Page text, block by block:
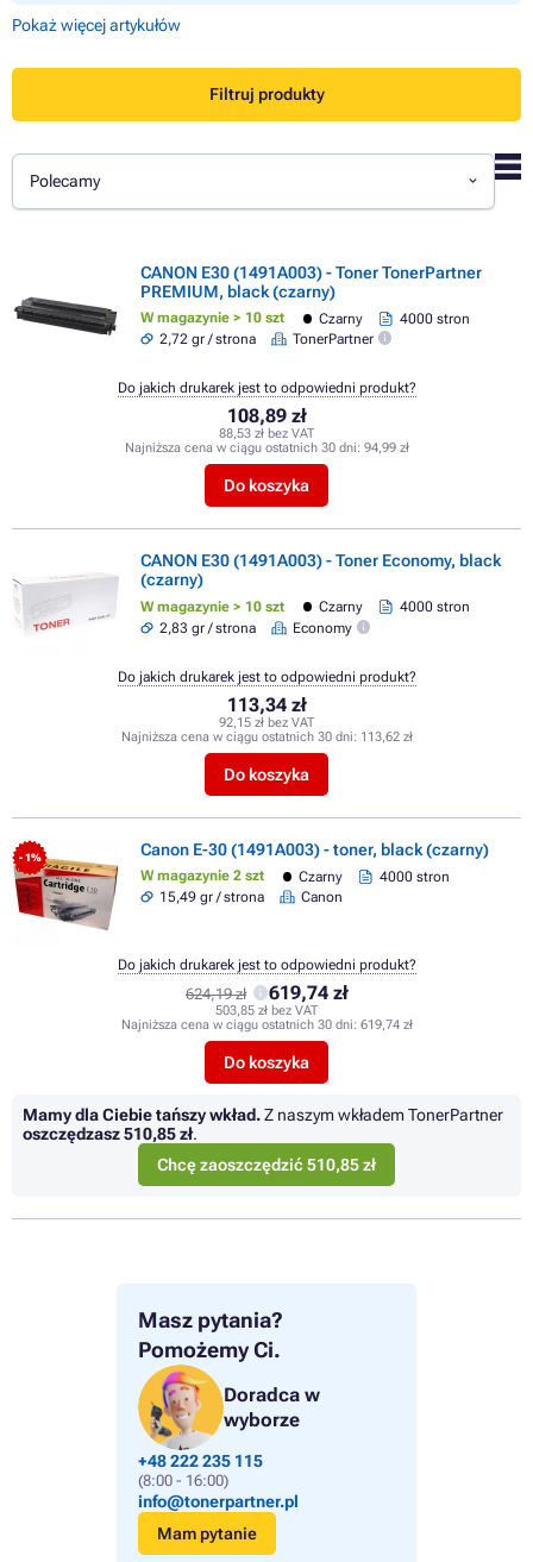
Masz pytania?
Pomożemy Ci.
Doradca w
wyborze
+48 222 235 115
(8:00 - 16:00)
info@tonerpartner.pl
Mam pytanie
Pokaż więcej artykułów
Filtruj produkty
Polecamy
CANON E30 (1491A003) - Toner TonerPartner
PREMIUM, black (czarny)
W magazynie > 10 szt Czarny
4000 stron
2,72 gr / strona
TonerPartner
108,89 zł
88,53 zł bez VAT
Najniższa cena w ciągu ostatnich 30 dni: 94,99 zł
Do koszyka
Do jakich drukarek jest to odpowiedni produkt?
CANON E30 (1491A003) - Toner Economy, black
(czarny)
W magazynie > 10 szt Czarny
4000 stron
2,83 gr / strona
Economy
113,34 zł
92,15 zł bez VAT
Najniższa cena w ciągu ostatnich 30 dni: 113,62 zł
Do koszyka
Do jakich drukarek jest to odpowiedni produkt?
- 1% Canon E-30 (1491A003) - toner, black (czarny)
W magazynie 2 szt Czarny
4000 stron
15,49 gr / strona
Canon
624,19 zł 619,74 zł
503,85 zł bez VAT
Najniższa cena w ciągu ostatnich 30 dni: 619,74 zł
Do koszyka
Do jakich drukarek jest to odpowiedni produkt?
Mamy dla Ciebie tańszy wkład.Z naszym wkładem TonerPartner
oszczędzasz510,85 zł.
Chcę zaoszczędzić 510,85 zł